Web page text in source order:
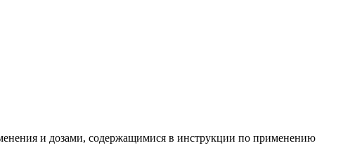
и дозами, содержащимися в инструкции по применению